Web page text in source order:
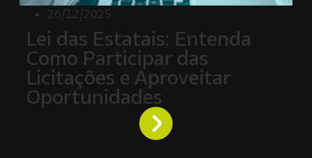
26/12/2025
Lei das Estatais: Entenda
Como Participar das
Licitações e Aproveitar
Oportunidades